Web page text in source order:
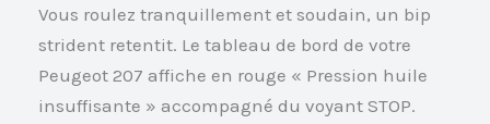
Vous roulez tranquillement et soudain, un bip
strident retentit. Le tableau de bord de votre
Peugeot 207 affiche en rouge « Pression huile
insuffisante » accompagné du voyant STOP.